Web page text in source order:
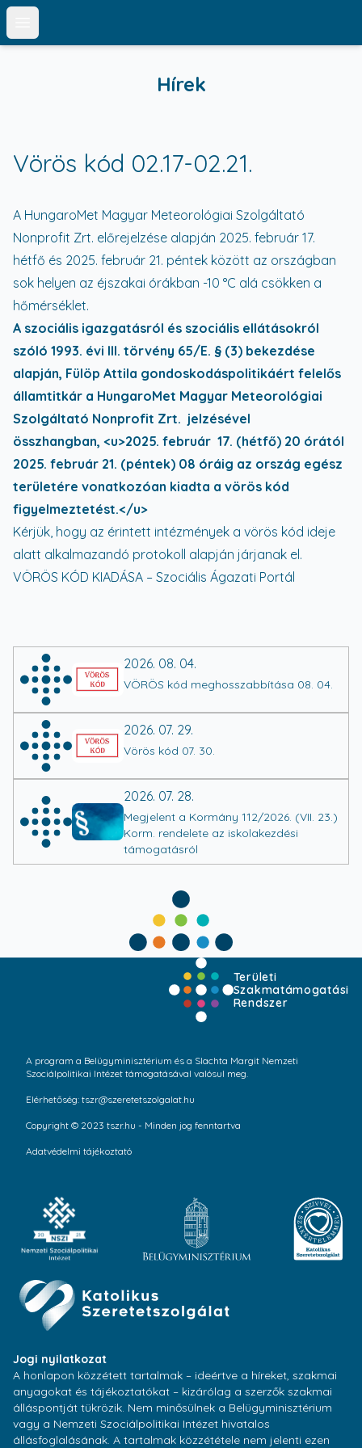
Open main menu
Hírek
2026. 08. 04.
VÖRÖS kód meghosszabbítása 08. 04.
2026. 07. 29.
Vörös kód 07. 30.
2026. 07. 28.
Megjelent a Kormány 112/2026. (VII. 23.)
Korm. rendelete az iskolakezdési
támogatásról
Vörös kód 02.17-02.21.
A HungaroMet Magyar Meteorológiai Szolgáltató
Nonprofit Zrt. előrejelzése alapján 2025. február 17.
hétfő és 2025. február 21. péntek között az országban
sok helyen az éjszakai órákban -10 °C alá csökken a
hőmérséklet.
A szociális igazgatásról és szociális ellátásokról
szóló 1993. évi III. törvény 65/E. § (3) bekezdése
alapján, Fülöp Attila gondoskodáspolitikáért felelős
államtitkár a HungaroMet Magyar Meteorológiai
Szolgáltató Nonprofit Zrt. jelzésével
összhangban, <u>2025. február 17. (hétfő) 20 órától
2025. február 21. (péntek) 08 óráig az ország egész
területére vonatkozóan kiadta a vörös kód
figyelmeztetést.</u>
Kérjük, hogy az érintett intézmények a vörös kód ideje
alatt alkalmazandó protokoll alapján járjanak el.
VÖRÖS KÓD KIADÁSA – Szociális Ágazati Portál
Területi
Szakmatámogatási
Rendszer
A program a Belügyminisztérium és a Slachta Margit Nemzeti
Szociálpolitikai Intézet támogatásával valósul meg.
Elérhetőség: tszr@szeretetszolgalat.hu
Copyright © 2023 tszr.hu - Minden jog fenntartva
Adatvédelmi tájékoztató
Jogi nyilatkozat
A honlapon közzétett tartalmak – ideértve a híreket, szakmai
anyagokat és tájékoztatókat – kizárólag a szerzők szakmai
álláspontját tükrözik. Nem minősülnek a Belügyminisztérium
vagy a Nemzeti Szociálpolitikai Intézet hivatalos
állásfoglalásának. A tartalmak közzététele nem jelenti ezen